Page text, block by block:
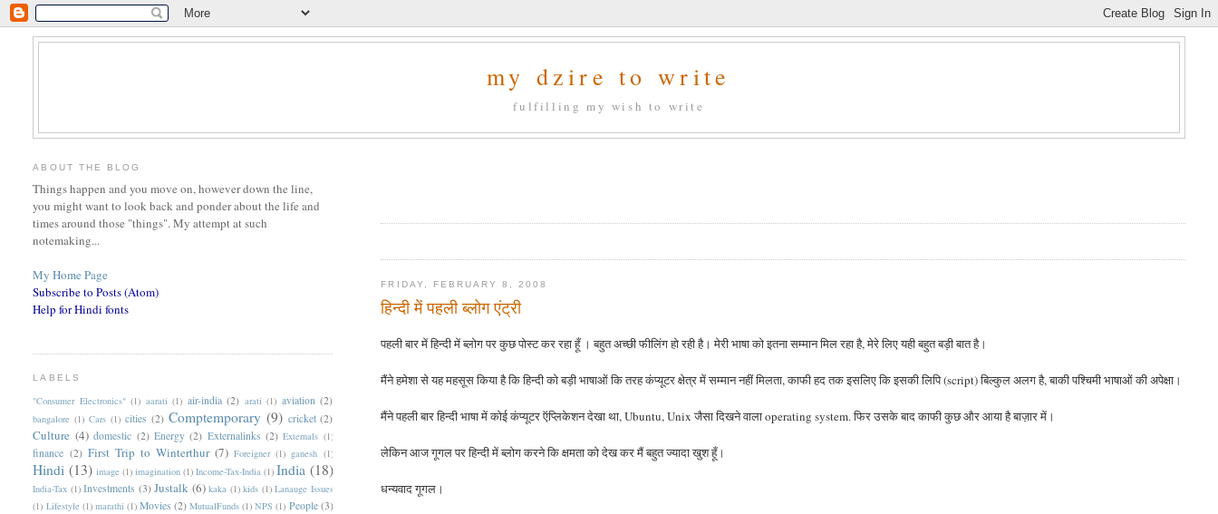
my dzire to write
fulfilling my wish to write
FRIDAY, FEBRUARY 8, 2008
हिन्दी में पहली ब्लोग एंट्री
पहली बार में हिन्दी में ब्लोग पर कुछ पोस्ट कर रहा हूँ । बहुत अच्छी फीलिंग हो रही है। मेरी भाषा को इतना सम्मान मिल रहा है, मेरे लिए यही बहुत बड़ी बात है।
मैंने हमेशा से यह महसूस किया है कि हिन्दी को बड़ी भाषाओं कि तरह कंप्यूटर क्षेत्र में सम्मान नहीं मिलता, काफी हद तक इसलिए कि इसकी लिपि (script) बिल्कुल अलग है, बाकी पश्चिमी भाषाओं की अपेक्षा।
मैंने पहली बार हिन्दी भाषा में कोई कंप्यूटर ऍप्लिकेशन देखा था, Ubuntu, Unix जैसा दिखने वाला operating system. फिर उसके बाद काफी कुछ और आया है बाज़ार में।
लेकिन आज गूगल पर हिन्दी में ब्लोग करने कि क्षमता को देख कर मैं बहुत ज्यादा खुश हूँ।
धन्यवाद गूगल।
ABOUT THE BLOG
Things happen and you move on, however down the line,
you might want to look back and ponder about the life and
times around those "things". My attempt at such
notemaking...
My Home Page
Subscribe to Posts (Atom)
Help for Hindi fonts
LABELS
"Consumer Electronics" (1) aarati (1) air-india (2) arati (1) aviation (2)
bangalore (1) Cars (1) cities (2) Comptemporary (9) cricket (2)
Culture (4) domestic (2) Energy (2) Externalinks (2) Externals (1)
finance (2) First Trip to Winterthur (7) Foreigner (1) ganesh (1)
Hindi (13) image (1) imagination (1) Income-Tax-India (1) India (18)
India-Tax (1) Investments (3) Justalk (6) kaka (1) kids (1) Lanauge Issues
(1) Lifestyle (1) marathi (1) Movies (2) MutualFunds (1) NPS (1) People (3)